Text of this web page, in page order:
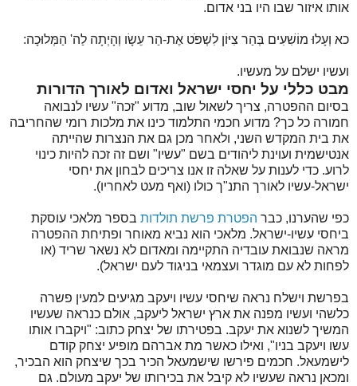
אותו איזור שבו היו בני אדום.
כא וְעָלוּ מוֹשִׁעִים בְּהַר צִיּוֹן לִשְׁפֹּט אֶת-הַר עֵשָׂו וְהָיְתָה לַה' הַמְּלוּכָה:
ועשיו ישלם על מעשיו.
מבט כללי על יחסי ישראל ואדום לאורך הדורות
בסיום ההפטרה, צריך לשאול שוב, מדוע "זכה" עשיו לנבואה
חמורה כל כך? מדוע חכמי התלמוד כינו את מלכות רומי שהחריבה
את בית המקדש השני, ולאחר מכן גם את הנצרות שהייתה
אנטישמית ועוינת ליהודים בשם "עשיו" ושם זה זכה להיות כינוי
לרוע. כדי לענות על שאלה זו אנו צריכים לבחון את יחסי
ישראל-עשיו לאורך התנ"ך כולו (ואף מעט לאחריו).
כפי שהערנו, כבר הפטרת פרשת תולדות בספר מלאכי עוסקת
ביחסי עשיו-ישראל. מלאכי הוא נביא מאוחר ופתיחת ההפטרה
מראה שנבואת עובדיה התקיימה ומאדום לא נשאר שריד (או
לפחות לא עם מוגדר ועצמאי בניגוד לעם ישראל).
בפרשת וישלח נראה שיחסי עשיו ויעקב מגיעים למעין פשרה
כלשהי ועשיו מפנה את ארץ ישראל ליעקב, אולם כנראה שעשיו
המשיך לשנוא את יעקב. בפטירתו של יצחק כתוב: "ויקברו אותו
עשו ויעקב בניו", ואילו כאשר מת אברהם מופיע יצחק קודם
לישמעאל. חכמים פירשו שישמעאל הכיר בכך שיצחק הוא הבכיר,
ומכאן נראה שעשיו לא קיבל את בכירותו של יעקב מעולם. גם